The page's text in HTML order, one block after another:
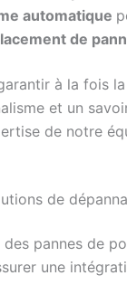
automatique
de
à la fois
et un
de notre
de
pannes de
une